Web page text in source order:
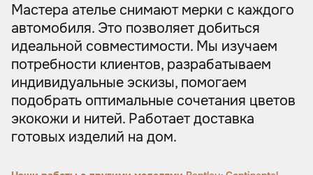
Мастера ателье снимают мерки с каждого
автомобиля. Это позволяет добиться
идеальной совместимости. Мы изучаем
потребности клиентов, разрабатываем
индивидуальные эскизы, помогаем
подобрать оптимальные сочетания цветов
экокожи и нитей. Работает доставка
готовых изделий на дом.